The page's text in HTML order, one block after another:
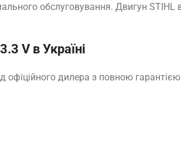
обслуговування. Двигун
V в Україні
офіційного дилера з повною